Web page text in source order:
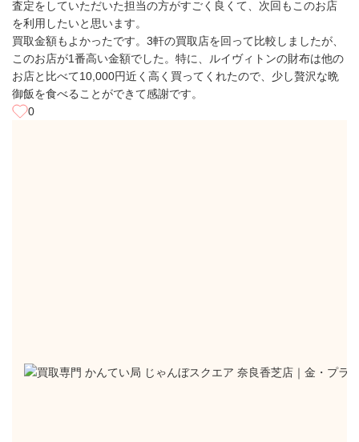
査定をしていただいた担当の方がすごく良くて、次回もこのお店
を利用したいと思います。
買取金額もよかったです。3軒の買取店を回って比較しましたが、
このお店が1番高い金額でした。特に、ルイヴィトンの財布は他の
お店と比べて10,000円近く高く買ってくれたので、少し贅沢な晩
御飯を食べることができて感謝です。
0